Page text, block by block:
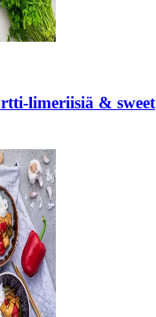
limeriisiä & sweet